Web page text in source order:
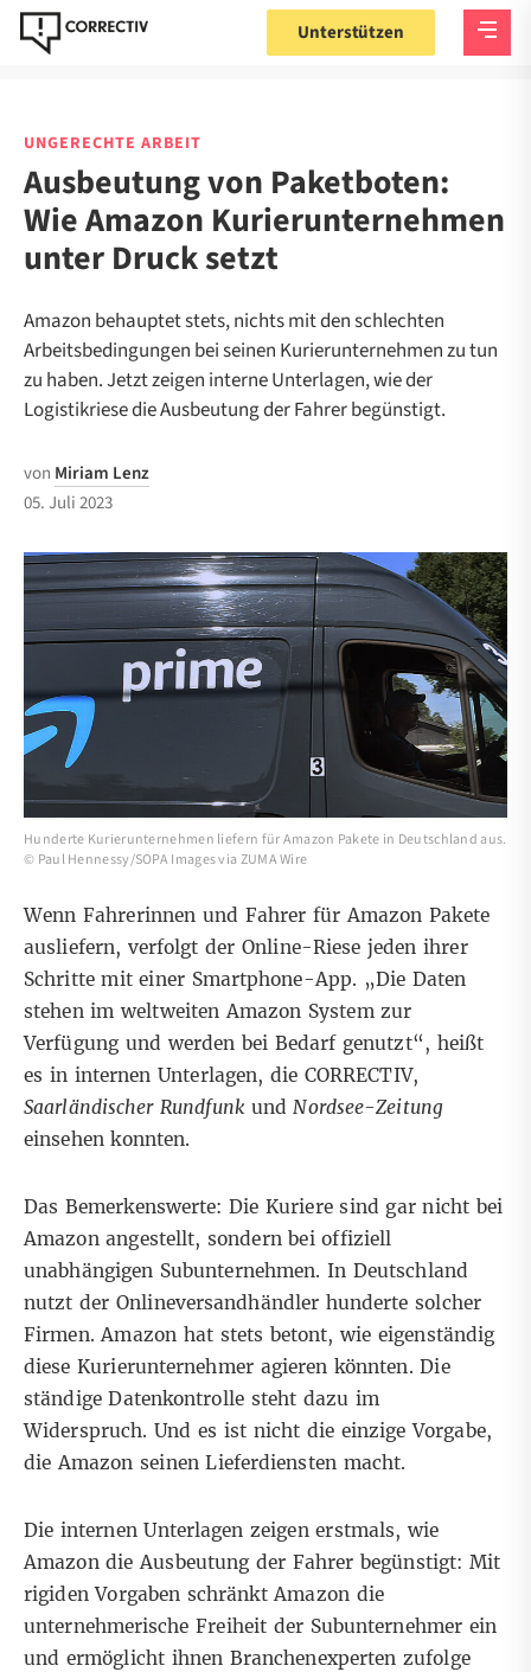
Unterstützen
UNGERECHTE ARBEIT
Ausbeutung von Paketboten:
Wie Amazon Kurierunternehmen
unter Druck setzt
Amazon behauptet stets, nichts mit den schlechten
Arbeitsbedingungen bei seinen Kurierunternehmen zu tun
zu haben. Jetzt zeigen interne Unterlagen, wie der
Logistikriese die Ausbeutung der Fahrer begünstigt.
von Miriam Lenz
05. Juli 2023
Hunderte Kurierunternehmen liefern für Amazon Pakete in Deutschland aus.
© Paul Hennessy/SOPA Images via ZUMA Wire
Wenn Fahrerinnen und Fahrer für Amazon Pakete
ausliefern, verfolgt der Online-Riese jeden ihrer
Schritte mit einer Smartphone-App. „Die Daten
stehen im weltweiten Amazon System zur
Verfügung und werden bei Bedarf genutzt“, heißt
es in internen Unterlagen, die CORRECTIV,
Saarländischer RundfunkundNordsee-Zeitung
einsehen konnten.
Das Bemerkenswerte: Die Kuriere sind gar nicht bei
Amazon angestellt, sondern bei offiziell
unabhängigen Subunternehmen. In Deutschland
nutzt der Onlineversandhändler hunderte solcher
Firmen. Amazon hat stets betont, wie eigenständig
diese Kurierunternehmer agieren könnten. Die
ständige Datenkontrolle steht dazu im
Widerspruch. Und es ist nicht die einzige Vorgabe,
die Amazon seinen Lieferdiensten macht.
Die internen Unterlagen zeigen erstmals, wie
Amazon die Ausbeutung der Fahrer begünstigt: Mit
rigiden Vorgaben schränkt Amazon die
unternehmerische Freiheit der Subunternehmer ein
und ermöglicht ihnen Branchenexperten zufolge